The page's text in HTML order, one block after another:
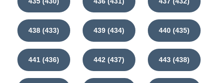
438 (433) 439 (434) 440 (435)
441 (436) 442 (437) 443 (438)